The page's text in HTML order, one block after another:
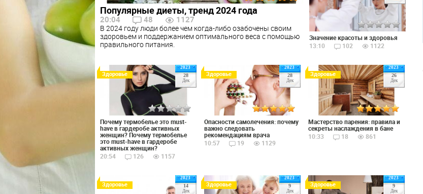
Популярные диеты, тренд 2024 года
20:04 48 1127
В 2024 году люди более чем когда-либо озабочены своим
здоровьем и поддержанием оптимального веса с помощью
правильного питания.
Значение красоты и здоровья
13:10
102 1122
2023
28
Дек
Здоровье
Почему термобелье это must-
have в гардеробе активных
женщин? Почему термобелье
это must-have в гардеробе
активных женщин?
20:54
126 1157
2023
28
Дек
Здоровье
Опасности самолечения: почему
важно следовать
рекомендациям врача
10:57
19 1129
2023
26
Дек
Здоровье
Мастерство парения: правила и
секреты наслаждения в бане
10:33
18 861
2023
14
Дек
Здоровье
2023
9
Дек
Здоровье
2023
9
Дек
Здоровье